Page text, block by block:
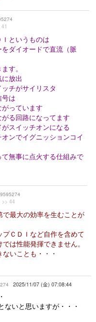
41
というものは
ダイオードで直流（脈
す。
放出
チがサイリスタ
は
っています
る回路になってます
スイッチオンになる
ンでイグニッションコイ
無事に点火する仕組みで
>> 44
最大の効率を生むことが
ＣＤＩなど自作を含めて
は性能発揮できません。
いことも・・・
2025/11/07 (金) 07:08:44
ないと思いますが・・・